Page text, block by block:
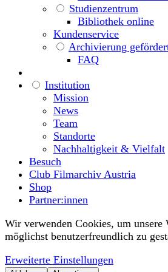
Studienzentrum
Bibliothek online
Kundenservice
Archivierung
FAQ
Institution
Mission
News
Team
Standorte
Nachhaltigkeit & Vielfalt
Besuch
Club Filmarchiv Austria
Shop
Partner:innen
Wir verwenden Cookies, um unsere
möglichst benutzerfreundlich zu
Erweiterte Einstellungen